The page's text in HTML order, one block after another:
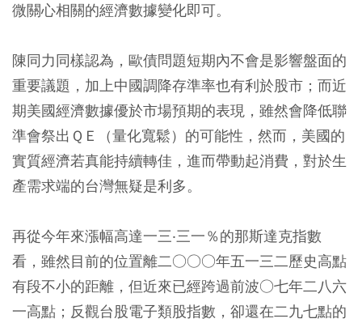
微關心相關的經濟數據變化即可。
陳同力同樣認為，歐債問題短期內不會是影響盤面的
重要議題，加上中國調降存準率也有利於股市；而近
期美國經濟數據優於市場預期的表現，雖然會降低聯
準會祭出ＱＥ（量化寬鬆）的可能性，然而，美國的
實質經濟若真能持續轉佳，進而帶動起消費，對於生
產需求端的台灣無疑是利多。
再從今年來漲幅高達一三‧三一％的那斯達克指數
看，雖然目前的位置離二○○○年五一三二歷史高點
有段不小的距離，但近來已經跨過前波○七年二八六
一高點；反觀台股電子類股指數，卻還在二九七點的